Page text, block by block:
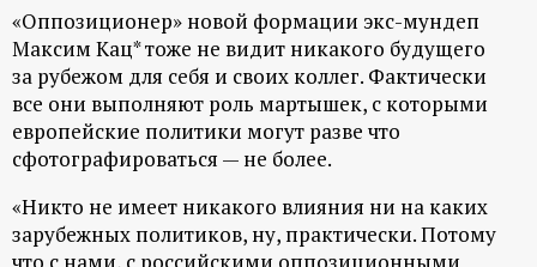
н
н
ы
й
п
«Оппозиционер» новой формации экс-мундеп
Максим Кац* тоже не видит никакого будущего
за рубежом для себя и своих коллег. Фактически
все они выполняют роль мартышек, с которыми
европейские политики могут разве что
сфотографироваться — не более.
«Никто не имеет никакого влияния ни на каких
зарубежных политиков, ну, практически. Потому